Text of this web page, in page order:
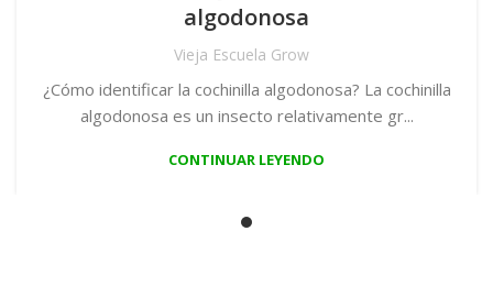
algodonosa
Vieja Escuela Grow
¿Cómo identificar la cochinilla algodonosa? La cochinilla
algodonosa es un insecto relativamente gr...
CONTINUAR LEYENDO